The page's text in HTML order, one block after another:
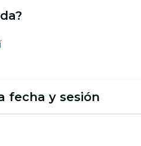
fecha y sesión